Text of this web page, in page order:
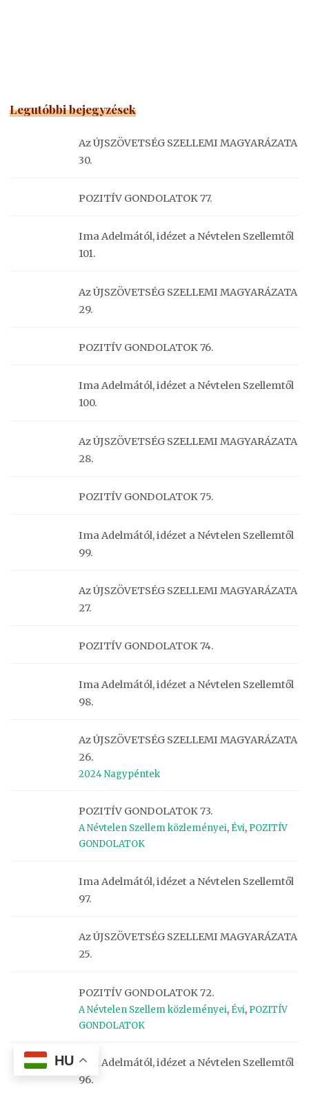
Legutóbbi bejegyzések
Az ÚJSZÖVETSÉG SZELLEMI MAGYARÁZATA
30.
POZITÍV GONDOLATOK 77.
Ima Adelmától, idézet a Névtelen Szellemtől
101.
Az ÚJSZÖVETSÉG SZELLEMI MAGYARÁZATA
29.
POZITÍV GONDOLATOK 76.
Ima Adelmától, idézet a Névtelen Szellemtől
100.
Az ÚJSZÖVETSÉG SZELLEMI MAGYARÁZATA
28.
POZITÍV GONDOLATOK 75.
Ima Adelmától, idézet a Névtelen Szellemtől
99.
Az ÚJSZÖVETSÉG SZELLEMI MAGYARÁZATA
27.
POZITÍV GONDOLATOK 74.
Ima Adelmától, idézet a Névtelen Szellemtől
98.
Az ÚJSZÖVETSÉG SZELLEMI MAGYARÁZATA
26.
2024 Nagypéntek
POZITÍV GONDOLATOK 73.
A Névtelen Szellem közleményei, Évi, POZITÍV
GONDOLATOK
Ima Adelmától, idézet a Névtelen Szellemtől
97.
Az ÚJSZÖVETSÉG SZELLEMI MAGYARÁZATA
25.
POZITÍV GONDOLATOK 72.
A Névtelen Szellem közleményei, Évi, POZITÍV
GONDOLATOK
Ima Adelmától, idézet a Névtelen Szellemtől
96.
HU